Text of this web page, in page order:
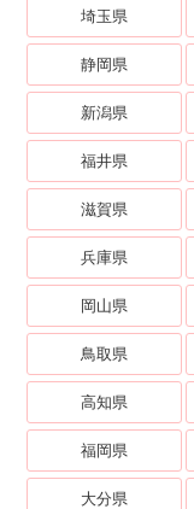
埼玉県
静岡県
新潟県
福井県
滋賀県
兵庫県
岡山県
鳥取県
高知県
福岡県
大分県